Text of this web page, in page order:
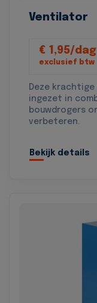
Ventilator
€ 1,95/dag
exclusief btw
Deze
ingezet in
bouwdrogers
verbeteren.
Bekijk details